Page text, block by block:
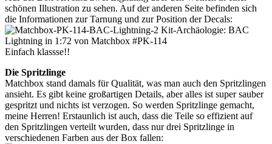
schönen Illustration zu sehen. Auf der anderen Seite befinden sich
die Informationen zur Tarnung und zur Position der Decals:
Einfach klassse!!
Die Spritzlinge
Matchbox stand damals für Qualität, was man auch den Spritzlingen
ansieht. Es gibt keine großartigen Details, aber alles ist super sauber
gespritzt und nichts ist verzogen. So werden Spritzlinge gemacht,
meine Herren! Erstaunlich ist auch, dass die Teile so effizient auf
den Spritzlingen verteilt wurden, dass nur drei Spritzlinge in
verschiedenen Farben aus der Box fallen: